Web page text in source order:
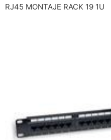
RJ45 MONTAJE RACK 19 1U